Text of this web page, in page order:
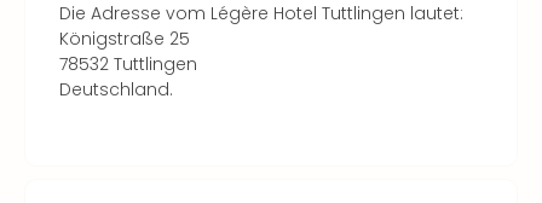
Die Adresse vom Légère Hotel Tuttlingen lautet:
Königstraße 25
78532 Tuttlingen
Deutschland.